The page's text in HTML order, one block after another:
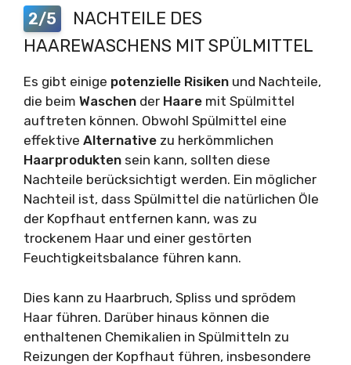
2/5
NACHTEILE DES
HAAREWASCHENS MIT SPÜLMITTEL
Es gibt einige potenzielle Risiken und Nachteile,
die beim Waschen der Haare mit Spülmittel
auftreten können. Obwohl Spülmittel eine
effektive Alternative zu herkömmlichen
Haarprodukten sein kann, sollten diese
Nachteile berücksichtigt werden. Ein möglicher
Nachteil ist, dass Spülmittel die natürlichen Öle
der Kopfhaut entfernen kann, was zu
trockenem Haar und einer gestörten
Feuchtigkeitsbalance führen kann.
Dies kann zu Haarbruch, Spliss und sprödem
Haar führen. Darüber hinaus können die
enthaltenen Chemikalien in Spülmitteln zu
Reizungen der Kopfhaut führen, insbesondere